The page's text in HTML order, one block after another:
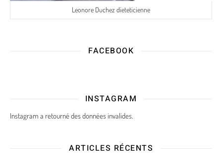
Leonore Duchez dieteticienne
FACEBOOK
INSTAGRAM
Instagram a retourné des données invalides.
ARTICLES RÉCENTS